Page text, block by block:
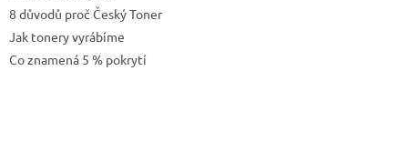
8 důvodů proč Český Toner
Jak tonery vyrábíme
Co znamená 5 % pokrytí